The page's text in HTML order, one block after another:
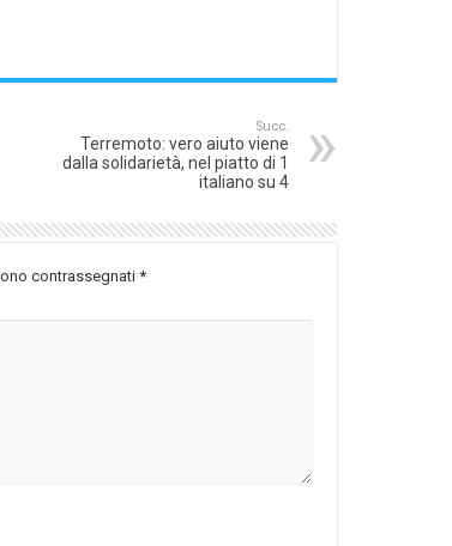
Succ.
Terremoto: vero aiuto viene
dalla solidarietà, nel piatto di 1
italiano su 4
contrassegnati *